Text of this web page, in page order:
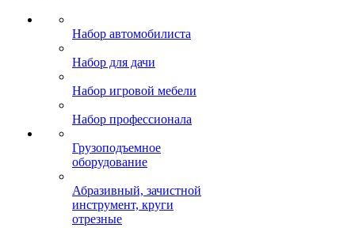
Набор автомобилиста
Набор для дачи
Набор игровой мебели
Набор профессионала
Грузоподъемное
оборудование
Абразивный, зачистной
инструмент, круги
отрезные